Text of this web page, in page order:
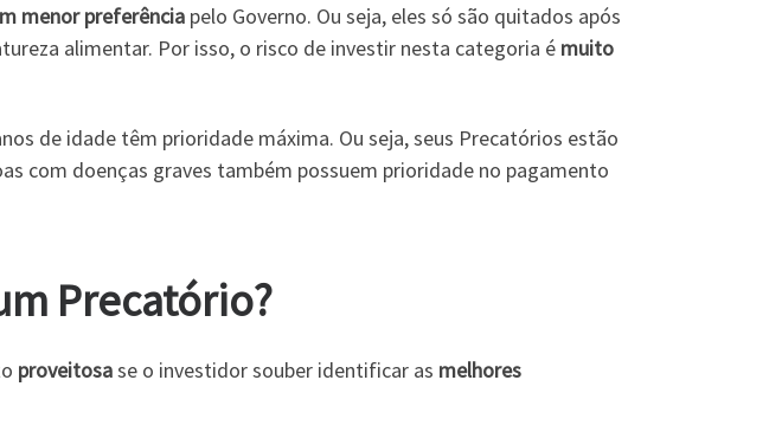
menor preferência pelo Governo. Ou seja, eles só são quitados após
alimentar. Por isso, o risco de investir nesta categoria é muito
de idade têm prioridade máxima. Ou seja, seus Precatórios estão
com doenças graves também possuem prioridade no pagamento
Precatório?
proveitosase o investidor souber identificar as melhores